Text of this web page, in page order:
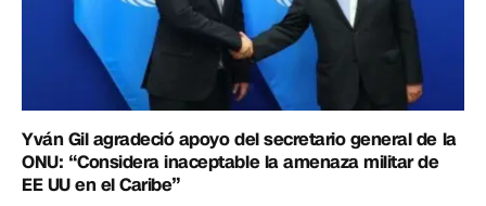
Yván Gil agradeció apoyo del secretario general de la
ONU: “Considera inaceptable la amenaza militar de
EE UU en el Caribe”